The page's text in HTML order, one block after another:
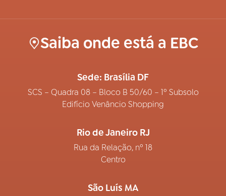
Saiba onde está a EBC
Sede: Brasília DF
SCS – Quadra 08 – Bloco B 50/60 – 1º Subsolo
Edifício Venâncio Shopping
Rio de Janeiro RJ
Rua da Relação, nº 18
Centro
São Luís MA